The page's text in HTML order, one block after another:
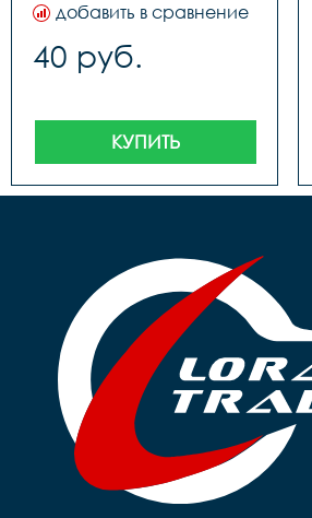
добавить в сравнение
40 руб.
КУПИТЬ